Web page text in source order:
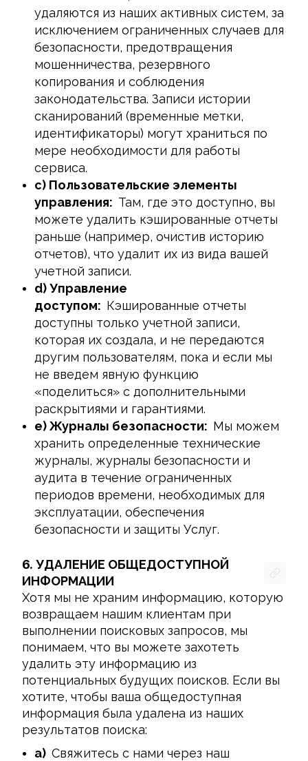
удаляются из наших активных систем, за
исключением ограниченных случаев для
безопасности, предотвращения
мошенничества, резервного
копирования и соблюдения
законодательства. Записи истории
сканирований (временные метки,
идентификаторы) могут храниться по
мере необходимости для работы
сервиса.
c) Пользовательские элементы
управления: Там, где это доступно, вы
можете удалить кэшированные отчеты
раньше (например, очистив историю
отчетов), что удалит их из вида вашей
учетной записи.
d) Управление
доступом: Кэшированные отчеты
доступны только учетной записи,
которая их создала, и не передаются
другим пользователям, пока и если мы
не введем явную функцию
«поделиться» с дополнительными
раскрытиями и гарантиями.
e) Журналы безопасности: Мы можем
хранить определенные технические
журналы, журналы безопасности и
аудита в течение ограниченных
периодов времени, необходимых для
эксплуатации, обеспечения
безопасности и защиты Услуг.
6. УДАЛЕНИЕ ОБЩЕДОСТУПНОЙ
ИНФОРМАЦИИ
Хотя мы не храним информацию, которую
возвращаем нашим клиентам при
выполнении поисковых запросов, мы
понимаем, что вы можете захотеть
удалить эту информацию из
потенциальных будущих поисков. Если вы
хотите, чтобы ваша общедоступная
информация была удалена из наших
результатов поиска:
a) Свяжитесь с нами через наш